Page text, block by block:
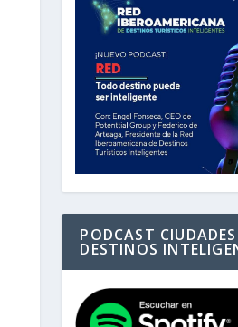
PODCAST
DESTINOS